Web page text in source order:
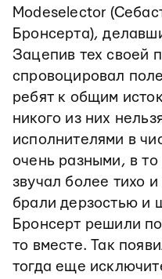
Modeselector
Бронсерта),
Зацепив тех своей
спровоцировал
ребят к общим
никого из них
исполнителями в
очень разными, в
звучал более тихо
брали дерзостью и
Бронсерт решили
то вместе. Так
тогда еще